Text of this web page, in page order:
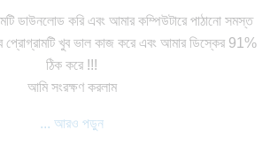
ডাউনলোড করি এবং আমার কম্পিউটারে পাঠানো সমস্ত
প্রোগ্রামটি খুব ভাল কাজ করে এবং আমার ডিস্কের 91%
ঠিক করে !!!
আমি সংরক্ষণ করলাম
... আরও পড়ুন